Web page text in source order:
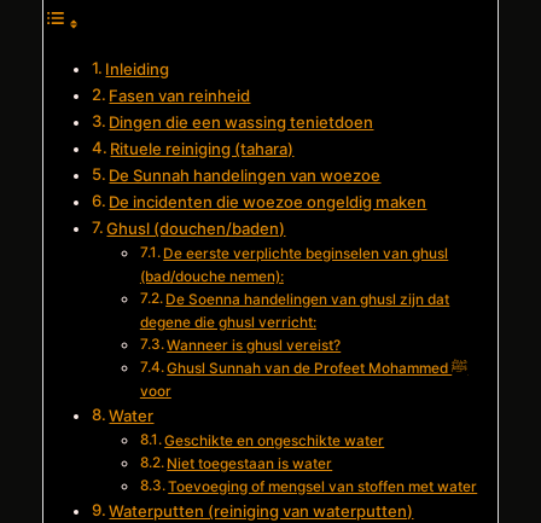
Inleiding
Fasen van reinheid
Dingen die een wassing tenietdoen
Rituele reiniging (tahara)
De Sunnah handelingen van woezoe
De incidenten die woezoe ongeldig maken
Ghusl (douchen/baden)
De eerste verplichte beginselen van ghusl
(bad/douche nemen):
De Soenna handelingen van ghusl zijn dat
degene die ghusl verricht:
Wanneer is ghusl vereist?
Ghusl Sunnah van de Profeet Mohammed ﷺ
voor
Water
Geschikte en ongeschikte water
Niet toegestaan is water
Toevoeging of mengsel van stoffen met water
Waterputten (reiniging van waterputten)